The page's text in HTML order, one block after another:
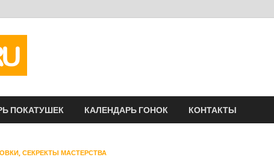
ПОКАТУШЕК КАЛЕНДАРЬ ГОНОК КОНТАКТЫ
СЕКРЕКТЫ МАСТЕРСТВА